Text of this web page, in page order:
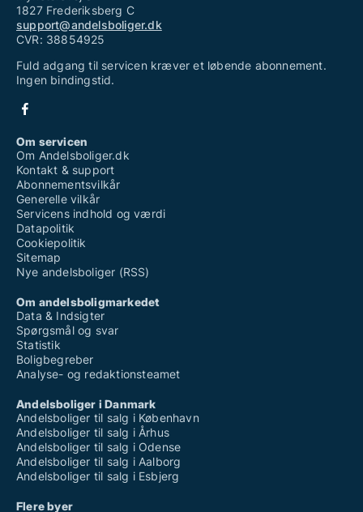
1827 Frederiksberg C
support@andelsboliger.dk
CVR: 38854925
Fuld adgang til servicen kræver et løbende abonnement.
Ingen bindingstid.
Om servicen
Om Andelsboliger.dk
Kontakt & support
Abonnementsvilkår
Generelle vilkår
Servicens indhold og værdi
Datapolitik
Cookiepolitik
Sitemap
Nye andelsboliger (RSS)
Om andelsboligmarkedet
Data & Indsigter
Spørgsmål og svar
Statistik
Boligbegreber
Analyse- og redaktionsteamet
Andelsboliger i Danmark
Andelsboliger til salg i København
Andelsboliger til salg i Århus
Andelsboliger til salg i Odense
Andelsboliger til salg i Aalborg
Andelsboliger til salg i Esbjerg
Flere byer